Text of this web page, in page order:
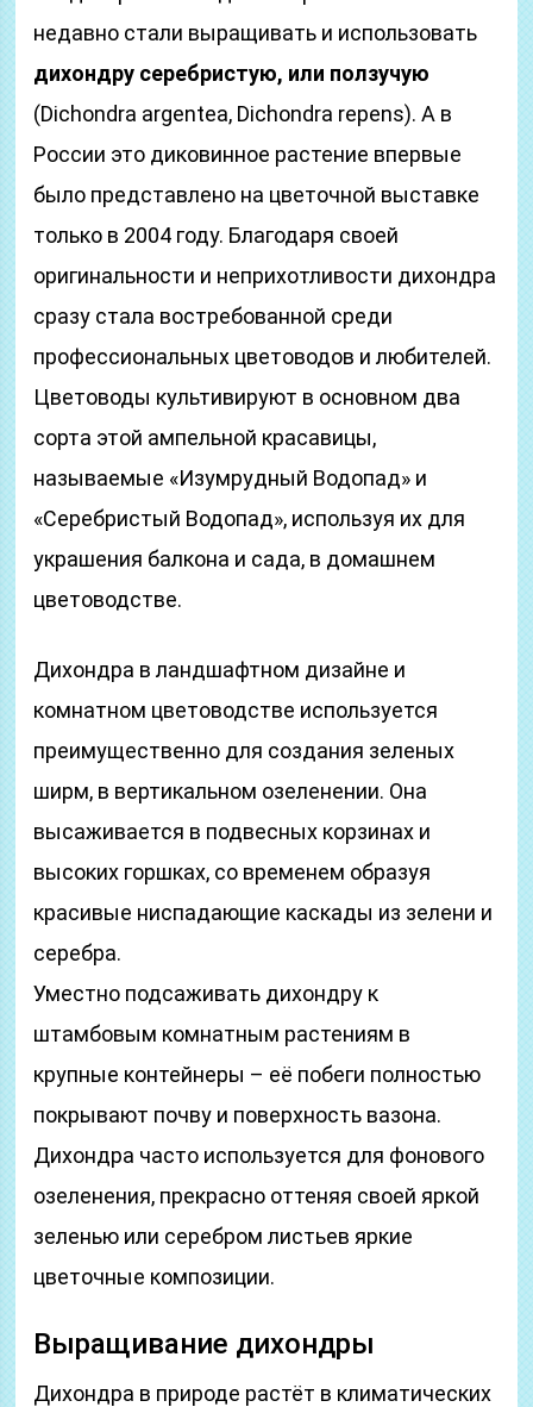
недавно стали выращивать и использовать
дихондру серебристую, или ползучую
(Dichondra argentea, Dichondra repens). А в
России это диковинное растение впервые
было представлено на цветочной выставке
только в 2004 году. Благодаря своей
оригинальности и неприхотливости дихондра
сразу стала востребованной среди
профессиональных цветоводов и любителей.
Цветоводы культивируют в основном два
сорта этой ампельной красавицы,
называемые «Изумрудный Водопад» и
«Серебристый Водопад», используя их для
украшения балкона и сада, в домашнем
цветоводстве.
Дихондра в ландшафтном дизайне и
комнатном цветоводстве используется
преимущественно для создания зеленых
ширм, в вертикальном озеленении. Она
высаживается в подвесных корзинах и
высоких горшках, со временем образуя
красивые ниспадающие каскады из зелени и
серебра.
Уместно подсаживать дихондру к
штамбовым комнатным растениям в
крупные контейнеры – её побеги полностью
покрывают почву и поверхность вазона.
Дихондра часто используется для фонового
озеленения, прекрасно оттеняя своей яркой
зеленью или серебром листьев яркие
цветочные композиции.
Выращивание дихондры
Дихондра в природе растёт в климатических